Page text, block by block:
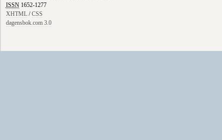
ISSN1652-1277
XHTML/CSS
dagensbok.com 3.0